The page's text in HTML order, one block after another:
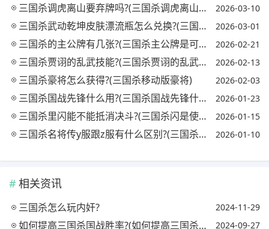
三国杀调虎离山要弃牌吗?(三国杀调虎离山有什么用) 2026-03-10
三国杀武动乾坤皮肤漂流瓶怎么兑换?(三国杀武动乾坤张飞台词) 2026-03-01
三国杀的主公牌有几张?(三国杀主公牌是可以随便选吗) 2026-02-21
三国杀贾诩的乱武技能?(三国杀贾诩的乱武技能是什么) 2026-02-13
三国杀豪将怎么获得?(三国杀移动版豪将) 2026-02-03
三国杀国战先锋什么用?(三国杀国战先锋什么用最好) 2026-01-23
三国杀里闪能不能抵消决斗?(三国杀闪是使用还是打出) 2026-01-15
三国杀名将传y服跟z服有什么区别?(三国杀名将传y服和z服) 2026-01-10
相关资讯
三国杀怎么玩内奸? 2024-11-29
如何提高三国杀国战胜率?(如何提高三国杀国战胜率) 2024-09-27